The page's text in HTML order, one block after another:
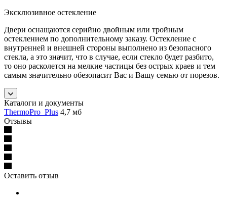
Эксклюзивное остекление
Двери оснащаются серийно двойным или тройным
остеклением по дополнительному заказу. Остекление с
внутренней и внешней стороны выполнено из безопасного
стекла, а это значит, что в случае, если стекло будет разбито,
то оно расколется на мелкие частицы без острых краев и тем
самым значительно обезопасит Вас и Вашу семью от порезов.
Каталоги и документы
ThermoPro_Plus 4,7 мб
Отзывы
Оставить отзыв